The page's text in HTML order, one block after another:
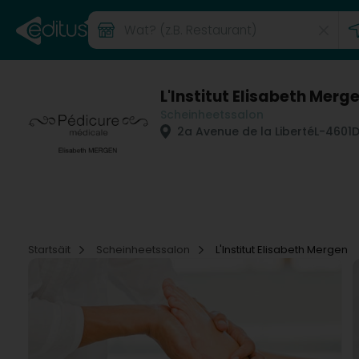
L'Institut Elisabeth
2a Avenue de la LibertéL-4601
Startsäit Scheinheetssalon L'Institut Elisabeth Mergen